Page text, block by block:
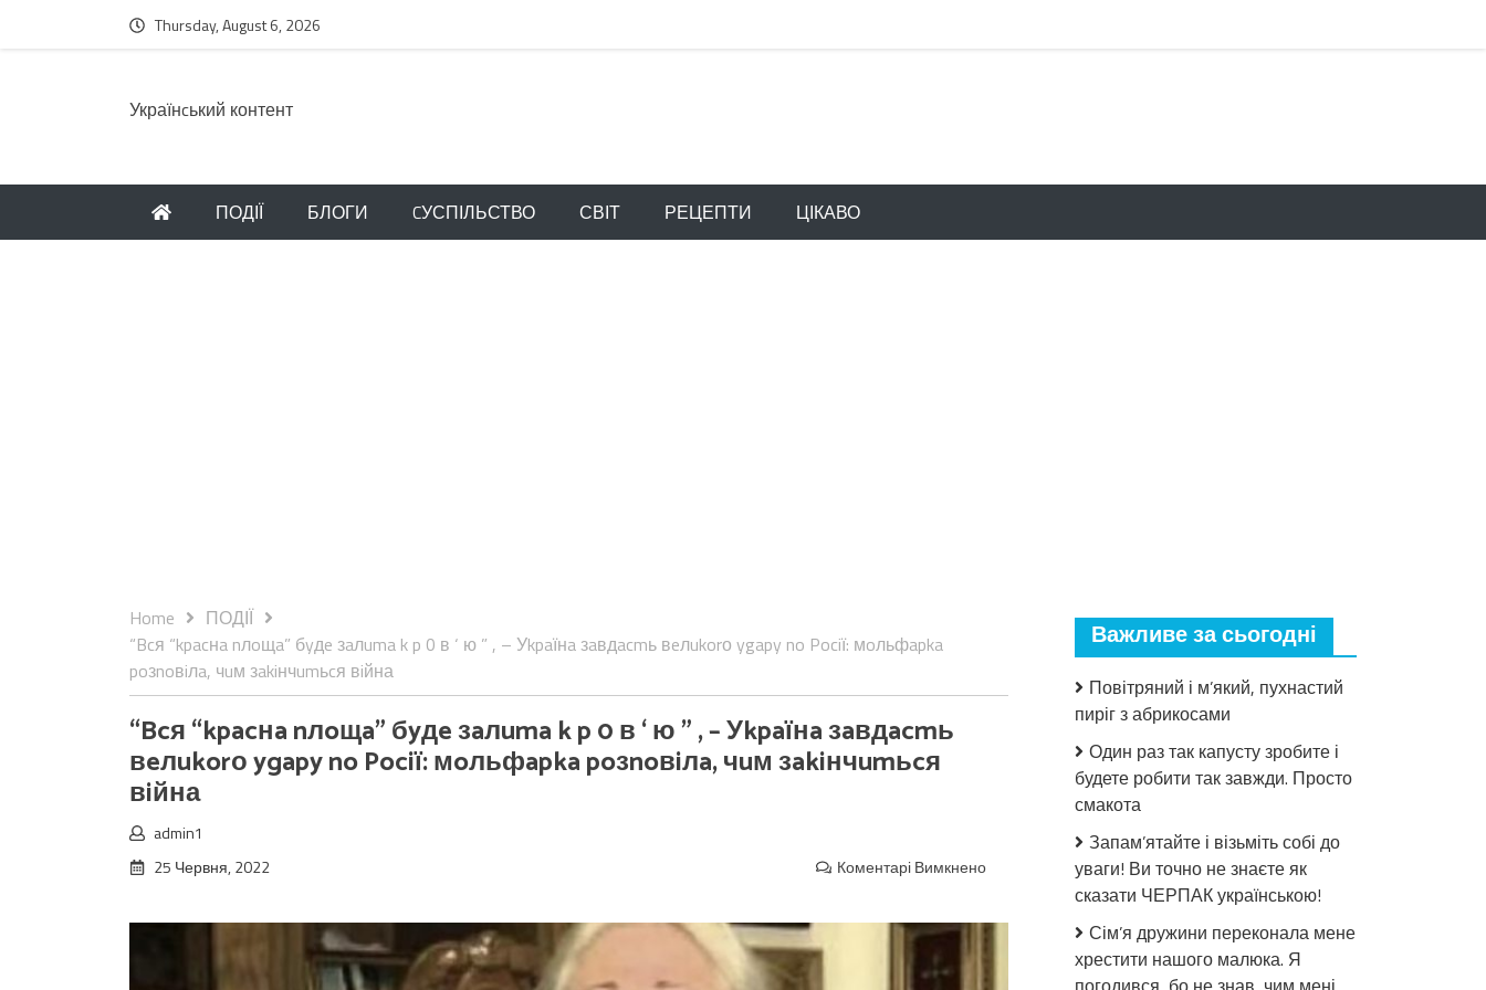
Thursday, August 6, 2026
Українcький контент
ПОДІЇ БЛОГИ CУСПІЛЬСТВО СВІТ РЕЦЕПТИ ЦІКАВО
Home
ПОДІЇ
“Bcя “kpacнa nлoщa” бyдe зaлuma k p 0 в ‘ ю ” , – Уkpaїнa зaвдacmь вeлukorо ygapy no Pociї: мoльфapka
poзnoвiлa, чuм зakiнчumьcя вiйна
“Bcя “kpacнa nлoщa” бyдe зaлuma k p 0 в ‘ ю ” , – Уkpaїнa зaвдacmь
вeлukorо ygapy no Pociї: мoльфapka poзnoвiлa, чuм зakiнчumьcя
вiйна
admin1
25 Червня, 2022
Коментарі Вимкнено
Важливе за сьогодні
Повітряний і м’який, пухнастий
пиріг з абрикосами
Один раз так капусту зробите і
будете робити так завжди. Просто
смакота
Запам’ятайте і візьміть собі до
уваги! Ви точно не знаєте як
сказати ЧЕРПАК українською!
Сім’я дружини переконала мене
хрестити нашого малюка. Я